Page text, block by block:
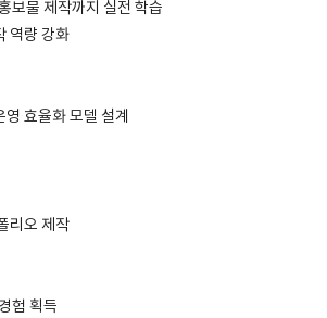
보물 제작까지 실전 학습
역량 강화
효율화 모델 설계
리오 제작
험 획득